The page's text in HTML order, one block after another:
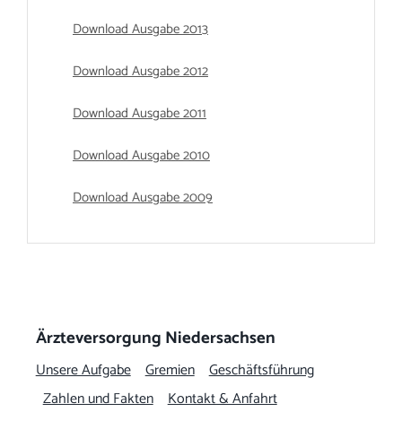
Download Ausgabe 2013
Download Ausgabe 2012
Download Ausgabe 2011
Download Ausgabe 2010
Download Ausgabe 2009
Ärzteversorgung Niedersachsen
Unsere Aufgabe Gremien Geschäftsführung
Zahlen und Fakten Kontakt & Anfahrt